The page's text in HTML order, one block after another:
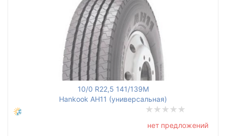
10/0 R22,5 141/139M
Hankook AH11 (универсальная)
нет предложений